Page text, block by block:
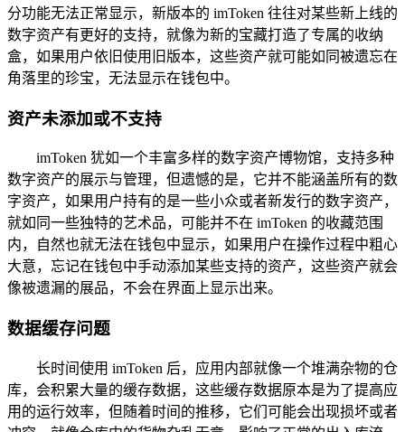
分功能无法正常显示，新版本的 imToken 往往对某些新上线的
数字资产有更好的支持，就像为新的宝藏打造了专属的收纳
盒，如果用户依旧使用旧版本，这些资产就可能如同被遗忘在
角落里的珍宝，无法显示在钱包中。
资产未添加或不支持
imToken 犹如一个丰富多样的数字资产博物馆，支持多种
数字资产的展示与管理，但遗憾的是，它并不能涵盖所有的数
字资产，如果用户持有的是一些小众或者新发行的数字资产，
就如同一些独特的艺术品，可能并不在 imToken 的收藏范围
内，自然也就无法在钱包中显示，如果用户在操作过程中粗心
大意，忘记在钱包中手动添加某些支持的资产，这些资产就会
像被遗漏的展品，不会在界面上显示出来。
数据缓存问题
长时间使用 imToken 后，应用内部就像一个堆满杂物的仓
库，会积累大量的缓存数据，这些缓存数据原本是为了提高应
用的运行效率，但随着时间的推移，它们可能会出现损坏或者